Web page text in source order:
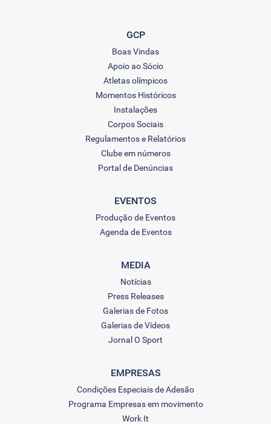
GCP
Boas Vindas
Apoio ao Sócio
Atletas olímpicos
Momentos Históricos
Instalações
Corpos Sociais
Regulamentos e Relatórios
Clube em números
Portal de Denúncias
EVENTOS
Produção de Eventos
Agenda de Eventos
MEDIA
Notícias
Press Releases
Galerias de Fotos
Galerias de Vídeos
Jornal O Sport
EMPRESAS
Condições Especiais de Adesão
Programa Empresas em movimento
Work It